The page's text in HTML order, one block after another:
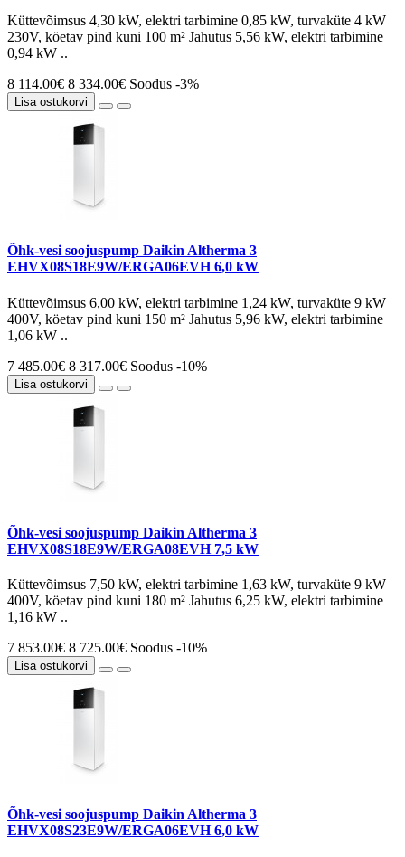
Küttevõimsus 4,30 kW, elektri tarbimine 0,85 kW, turvaküte 4 kW
230V, köetav pind kuni 100 m² Jahutus 5,56 kW, elektri tarbimine
0,94 kW ..
8 114.00€ 8 334.00€ Soodus -3%
Lisa ostukorvi
Õhk-vesi soojuspump Daikin Altherma 3
EHVX08S18E9W/ERGA06EVH 6,0 kW
Küttevõimsus 6,00 kW, elektri tarbimine 1,24 kW, turvaküte 9 kW
400V, köetav pind kuni 150 m² Jahutus 5,96 kW, elektri tarbimine
1,06 kW ..
7 485.00€ 8 317.00€ Soodus -10%
Lisa ostukorvi
Õhk-vesi soojuspump Daikin Altherma 3
EHVX08S18E9W/ERGA08EVH 7,5 kW
Küttevõimsus 7,50 kW, elektri tarbimine 1,63 kW, turvaküte 9 kW
400V, köetav pind kuni 180 m² Jahutus 6,25 kW, elektri tarbimine
1,16 kW ..
7 853.00€ 8 725.00€ Soodus -10%
Lisa ostukorvi
Õhk-vesi soojuspump Daikin Altherma 3
EHVX08S23E9W/ERGA06EVH 6,0 kW